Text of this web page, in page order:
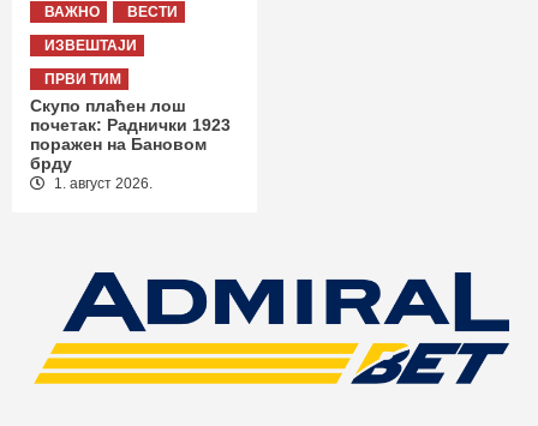
ВАЖНО
ВЕСТИ
ИЗВЕШТАЈИ
ПРВИ ТИМ
Скупо плаћен лош
почетак: Раднички 1923
поражен на Бановом
брду
1. август 2026.